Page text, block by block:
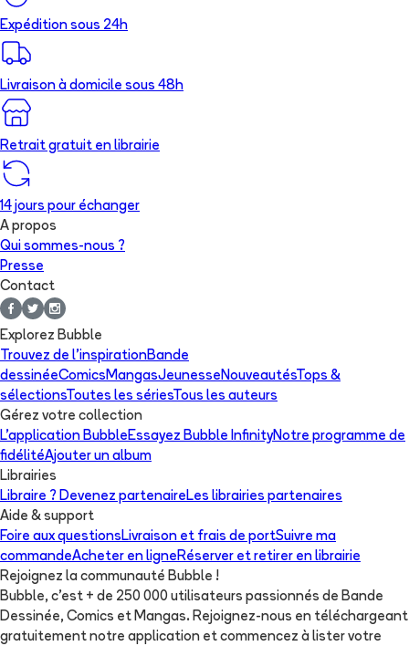
Expédition sous 24h
Livraison à domicile sous 48h
Retrait gratuit en librairie
14 jours pour échanger
A propos
Qui sommes-nous ?
Presse
Contact
Explorez Bubble
Trouvez de l'inspirationBande
dessinéeComics MangasJeunesse NouveautésTops &
sélectionsToutes les sériesTous les auteurs
Gérez votre collection
L'application Bubble Essayez Bubble InfinityNotre programme de
fidélitéAjouter un album
Librairies
Libraire ? Devenez partenaire Les librairies partenaires
Aide & support
Foire aux questions Livraison et frais de portSuivre ma
commandeAcheter en ligne Réserver et retirer en librairie
Rejoignez la communauté Bubble !
Bubble, c'est + de 250 000 utilisateurs passionnés de Bande
Dessinée, Comics et Mangas. Rejoignez-nous en téléchargeant
gratuitement notre application et commencez à lister votre